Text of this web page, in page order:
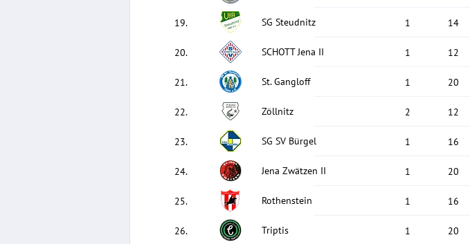
19. SG Steudnitz 1 14
20. SCHOTT Jena II 1 12
21. St. Gangloff 1 20
22. Zöllnitz 2 12
23. SG SV Bürgel 1 16
24. Jena Zwätzen II 1 20
25. Rothenstein 1 16
26. Triptis 1 20